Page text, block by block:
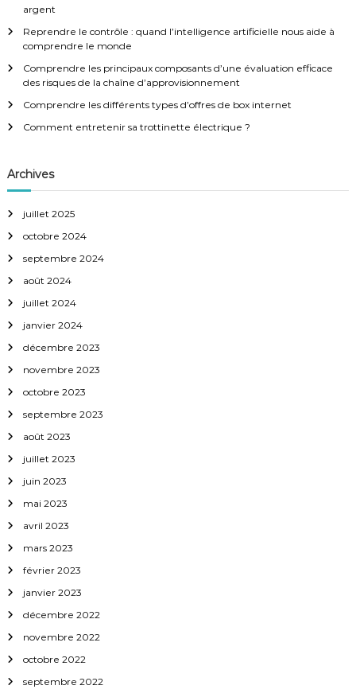
t
i
o
d
e
l
’
a
r
t
i
c
l
e
e
:
argent
Reprendre le contrôle : quand l’intelligence artificielle nous aide à
comprendre le monde
Comprendre les principaux composants d’une évaluation efficace
des risques de la chaîne d’approvisionnement
Comprendre les différents types d’offres de box internet
Comment entretenir sa trottinette électrique ?
Archives
juillet 2025
octobre 2024
septembre 2024
août 2024
juillet 2024
janvier 2024
décembre 2023
novembre 2023
octobre 2023
septembre 2023
août 2023
juillet 2023
juin 2023
mai 2023
avril 2023
mars 2023
février 2023
janvier 2023
décembre 2022
novembre 2022
octobre 2022
septembre 2022